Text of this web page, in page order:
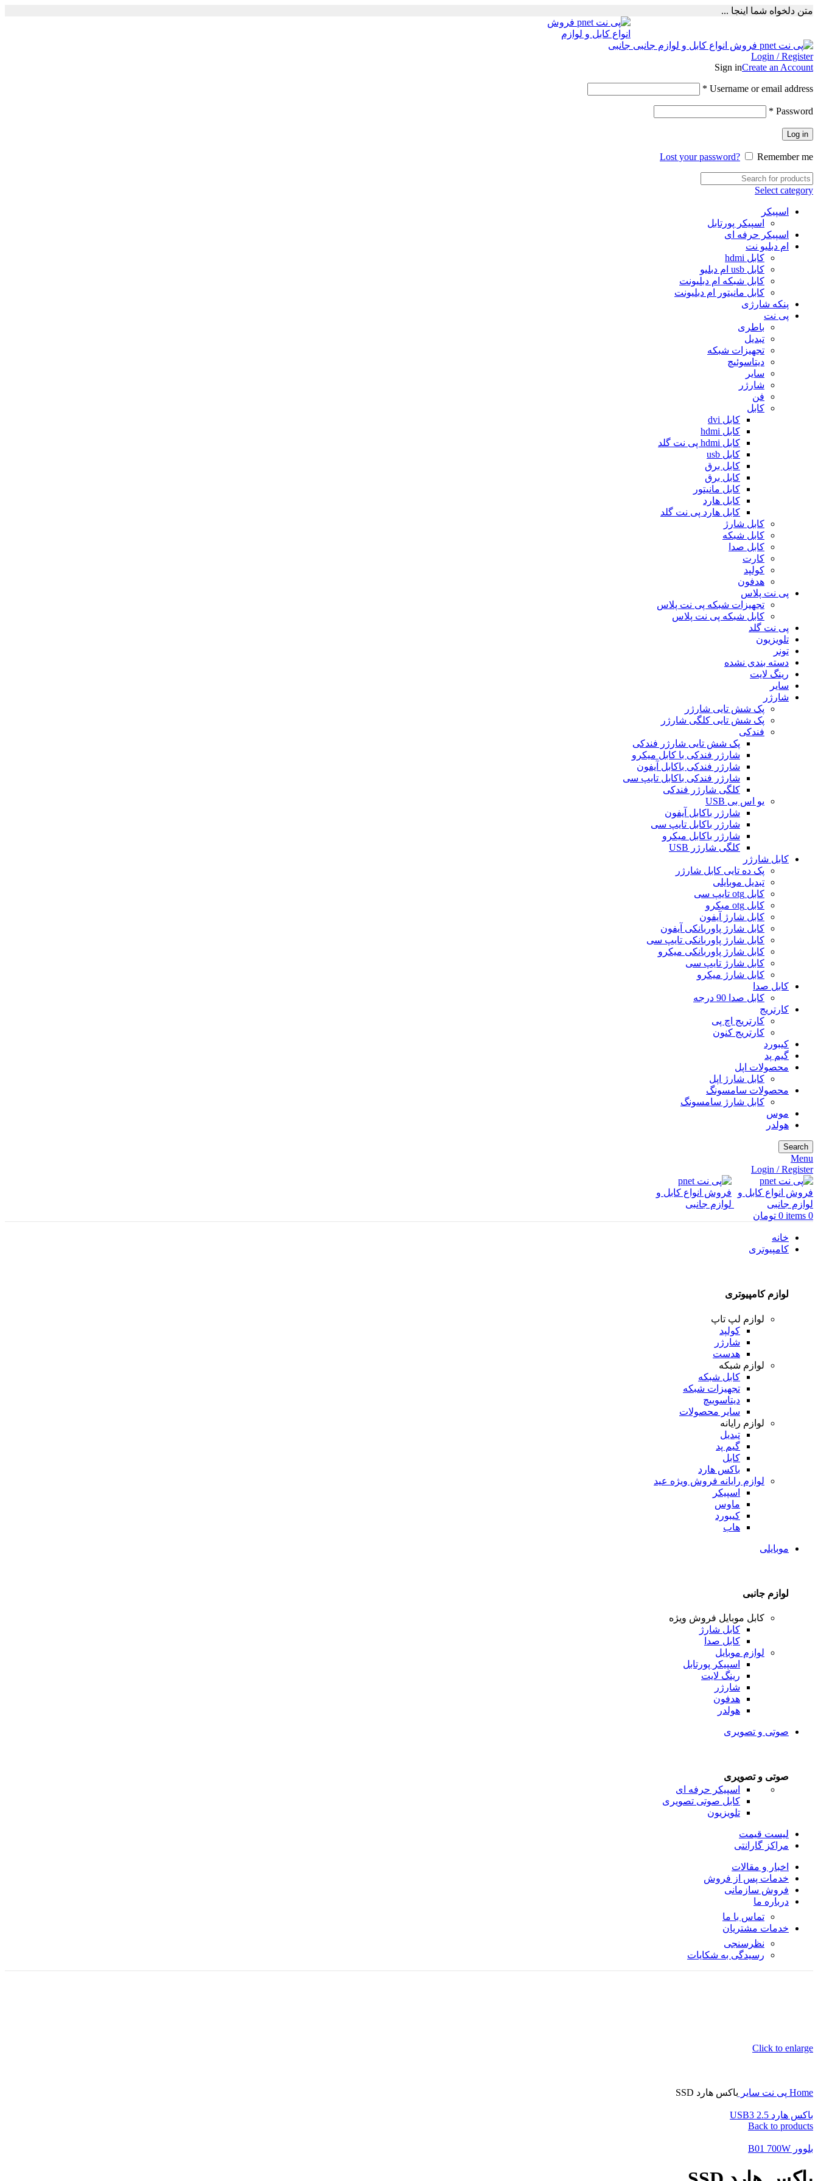
متن دلخواه شما اینجا ...
Login / Register
Sign inCreate an Account
Username or email address
*
Password
*
Log in
Lost your password? Remember me
Select category
اسپیکر
اسپیکر پورتابل
اسپیکر حرفه ای
ام دبلیو نت
کابل hdmi
کابل usb ام دبلیو
کابل شبکه ام دبلیونت
کابل مانیتور ام دبلیونت
پنکه شارژی
پی نت
باطری
تبدیل
تجهیزات شبکه
دیتاسوئیچ
سایر
شارژر
فن
کابل
کابل dvi
کابل hdmi
کابل hdmi پی نت گلد
کابل usb
کابل برق
کابل برق
کابل مانیتور
کابل هارد
کابل هارد پی نت گلد
کابل شارژ
کابل شبکه
کابل صدا
کارت
کولپد
هدفون
پی نت پلاس
تجهیزات شبکه پی نت پلاس
کابل شبکه پی نت پلاس
پی نت گلد
تلویزیون
تونر
دسته بندی نشده
رینگ لایت
سایر
شارژر
پک شش تایی شارژر
پک شش تایی کلگی شارژر
فندکی
پک شش تایی شارژر فندکی
شارژر فندکی با کابل میکرو
شارژر فندکی باکابل آیفون
شارژر فندکی باکابل تایپ سی
کلگی شارژر فندکی
یو اس بی USB
شارژر باکابل آیفون
شارژر باکابل تایپ سی
شارژر باکابل میکرو
کلگی شارژر USB
کابل شارژر
پک ده تایی کابل شارژر
تبدیل موبایلی
کابل otg تایپ سی
کابل otg میکرو
کابل شارژ آیفون
کابل شارژ پاوربانکی آیفون
کابل شارژ پاوربانکی تایپ سی
کابل شارژ پاوربانکی میکرو
کابل شارژ تایپ سی
کابل شارژ میکرو
کابل صدا
کابل صدا 90 درجه
کارتریج
کارتریج اچ پی
کارتریج کنون
کیبورد
گیم پد
محصولات اپل
کابل شارژ اپل
محصولات سامسونگ
کابل شارژ سامسونگ
موس
هولدر
Search
Menu
Login / Register
0
items
0 تومان
خانه
کامپیوتری
لوازم کامپیوتری
لوازم لپ تاپ
کولپد
شارژر
هدست
لوازم شبکه
کابل شبکه
تجهیزات شبکه
دیتاسوییچ
سایر محصولات
لوازم رایانه
تبدیل
گیم پد
کابل
باکس هارد
لوازم رایانه فروش ویژه عید
اسپیکر
ماوس
کیبورد
هاب
موبایلی
لوازم جانبی
کابل موبایل فروش ویژه
کابل شارژ
کابل صدا
لوازم موبایل
اسپیکر پورتابل
رینگ لایت
شارژر
هدفون
هولدر
صوتی و تصویری
صوتی و تصویری
اسپیکر حرفه ای
کابل صوتی تصویری
تلویزیون
لیست قیمت
مراکز گارانتی
اخبار و مقالات
خدمات پس از فروش
فروش سازمانی
درباره ما
تماس با ما
خدمات مشتریان
نظرسنجی
رسیدگی به شکایات
Click to enlarge
Home پی نت سایر باکس هارد SSD
باکس هارد USB3 2.5
Back to products
بلوور B01 700W